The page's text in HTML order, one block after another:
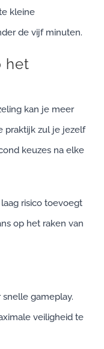
kleine
de vijf minuten.
het
kan je meer
praktijk zul je jezelf
keuzes na elke
risico toevoegt
op het raken van
gameplay.
veiligheid te